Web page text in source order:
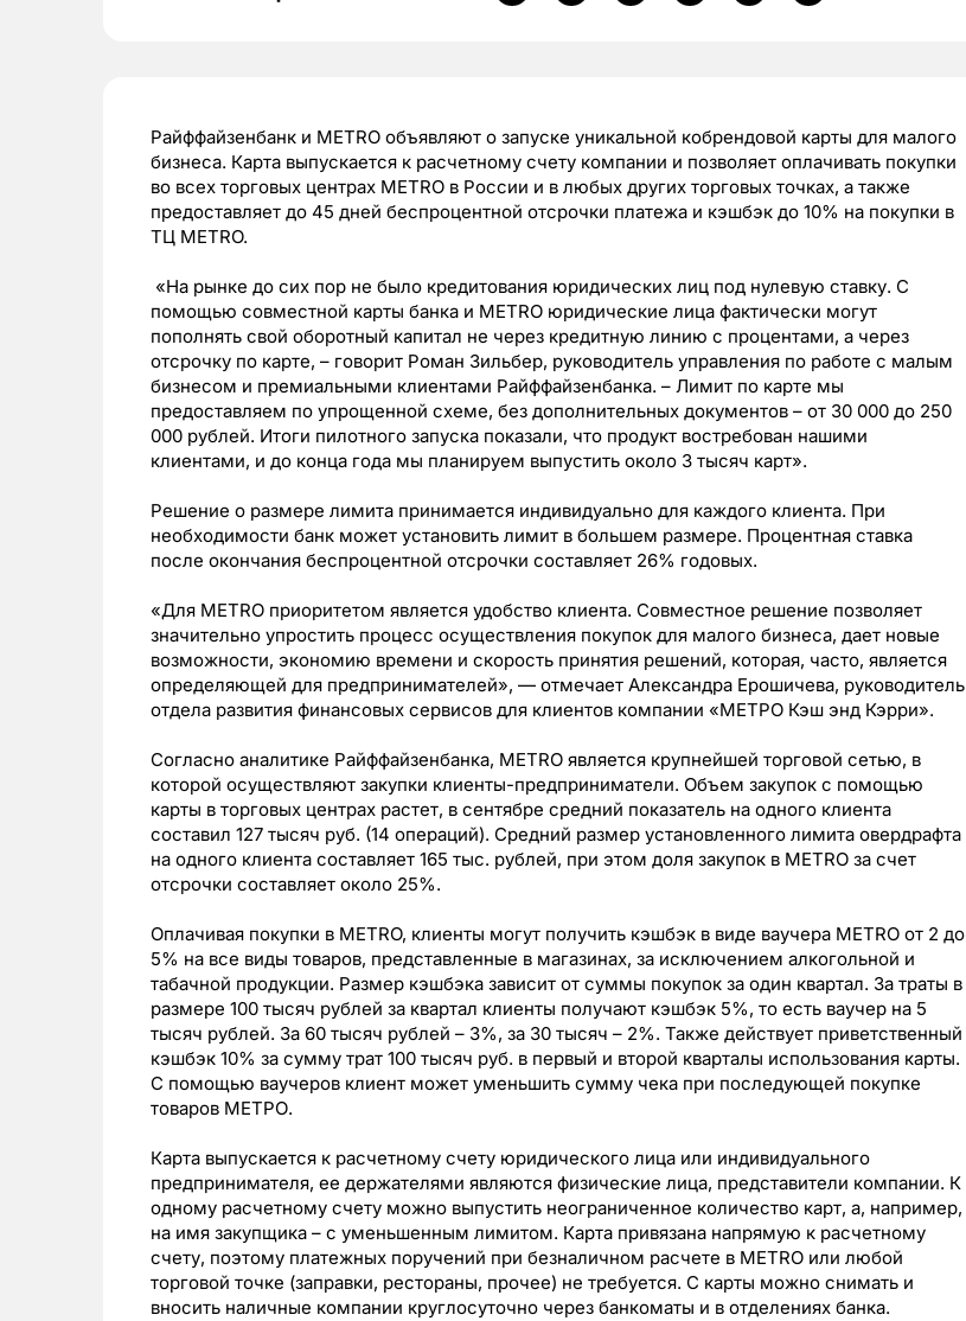
Райффайзенбанк и METRO объявляют о запуске уникальной кобрендовой карты для малого
бизнеса. Карта выпускается к расчетному счету компании и позволяет оплачивать покупки
во всех торговых центрах METRO в России и в любых других торговых точках, а также
предоставляет до 45 дней беспроцентной отсрочки платежа и кэшбэк до 10% на покупки в
ТЦ METRO.
«На рынке до сих пор не было кредитования юридических лиц под нулевую ставку. С
помощью совместной карты банка и METRO юридические лица фактически могут
пополнять свой оборотный капитал не через кредитную линию с процентами, а через
отсрочку по карте, – говорит Роман Зильбер, руководитель управления по работе с малым
бизнесом и премиальными клиентами Райффайзенбанка. – Лимит по карте мы
предоставляем по упрощенной схеме, без дополнительных документов – от 30 000 до 250
000 рублей. Итоги пилотного запуска показали, что продукт востребован нашими
клиентами, и до конца года мы планируем выпустить около 3 тысяч карт».
Решение о размере лимита принимается индивидуально для каждого клиента. При
необходимости банк может установить лимит в большем размере. Процентная ставка
после окончания беспроцентной отсрочки составляет 26% годовых.
«Для METRO приоритетом является удобство клиента. Совместное решение позволяет
значительно упростить процесс осуществления покупок для малого бизнеса, дает новые
возможности, экономию времени и скорость принятия решений, которая, часто, является
определяющей для предпринимателей», — отмечает Александра Ерошичева, руководитель
отдела развития финансовых сервисов для клиентов компании «МЕТРО Кэш энд Кэрри».
Согласно аналитике Райффайзенбанка, METRO является крупнейшей торговой сетью, в
которой осуществляют закупки клиенты-предприниматели. Объем закупок с помощью
карты в торговых центрах растет, в сентябре средний показатель на одного клиента
составил 127 тысяч руб. (14 операций). Средний размер установленного лимита овердрафта
на одного клиента составляет 165 тыс. рублей, при этом доля закупок в METRO за счет
отсрочки составляет около 25%.
Оплачивая покупки в METRO, клиенты могут получить кэшбэк в виде ваучера METRO от 2 до
5% на все виды товаров, представленные в магазинах, за исключением алкогольной и
табачной продукции. Размер кэшбэка зависит от суммы покупок за один квартал. За траты в
размере 100 тысяч рублей за квартал клиенты получают кэшбэк 5%, то есть ваучер на 5
тысяч рублей. За 60 тысяч рублей – 3%, за 30 тысяч – 2%. Также действует приветственный
кэшбэк 10% за сумму трат 100 тысяч руб. в первый и второй кварталы использования карты.
С помощью ваучеров клиент может уменьшить сумму чека при последующей покупке
товаров МЕТРО.
Карта выпускается к расчетному счету юридического лица или индивидуального
предпринимателя, ее держателями являются физические лица, представители компании. К
одному расчетному счету можно выпустить неограниченное количество карт, а, например,
на имя закупщика – с уменьшенным лимитом. Карта привязана напрямую к расчетному
счету, поэтому платежных поручений при безналичном расчете в METRO или любой
торговой точке (заправки, рестораны, прочее) не требуется. С карты можно снимать и
вносить наличные компании круглосуточно через банкоматы и в отделениях банка.